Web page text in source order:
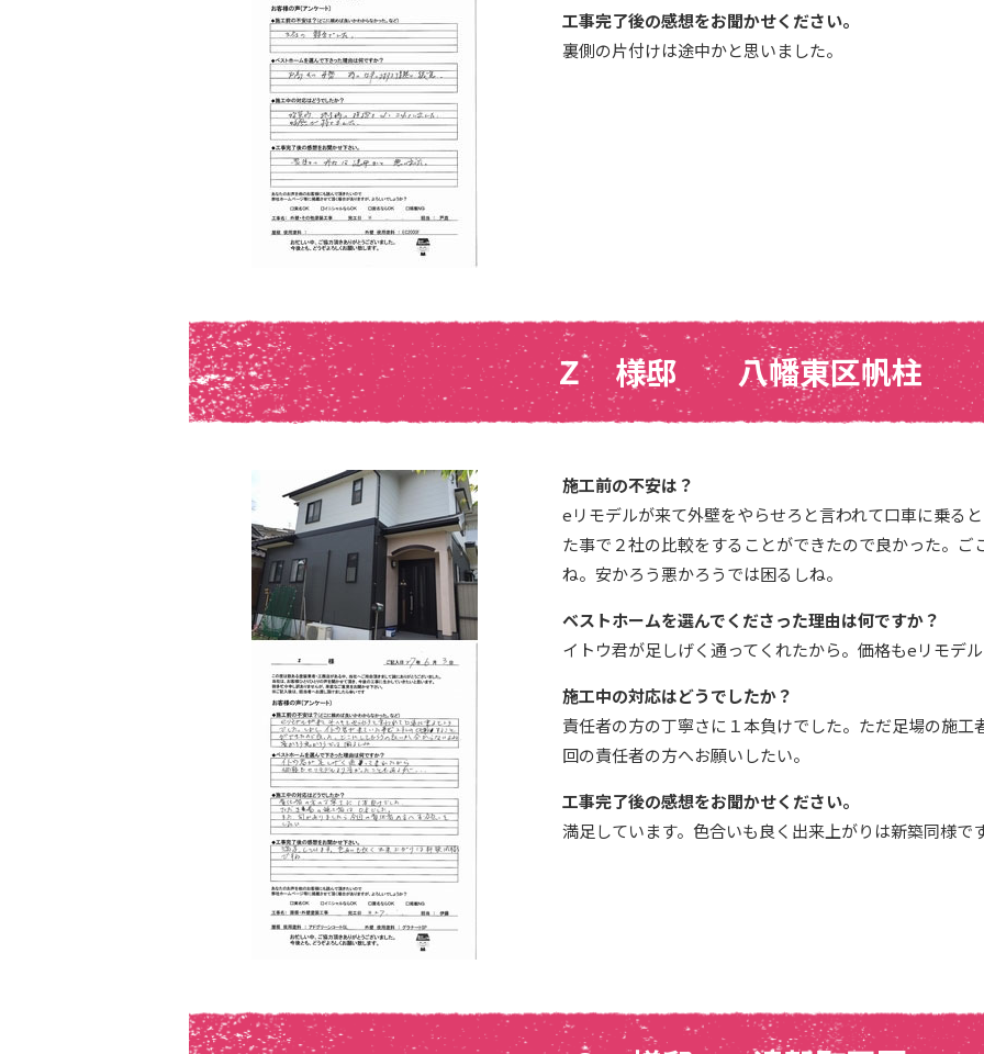
工事完了後の感想をお聞かせください。
裏側の片付けは途中かと思いました。
Ｚ 様邸 八幡東区帆柱
施工前の不安は？
eリモデルが来て外壁をやらせろと言われて口車に乗る
た事で２社の比較をすることができたので良かった。
ね。安かろう悪かろうでは困るしね。
ベストホームを選んでくださった理由は何ですか？
イトウ君が足しげく通ってくれたから。価格もeリモデ
施工中の対応はどうでしたか？
責任者の方の丁寧さに１本負けでした。ただ足場の施
回の責任者の方へお願いしたい。
工事完了後の感想をお聞かせください。
満足しています。色合いも良く出来上がりは新築同様で